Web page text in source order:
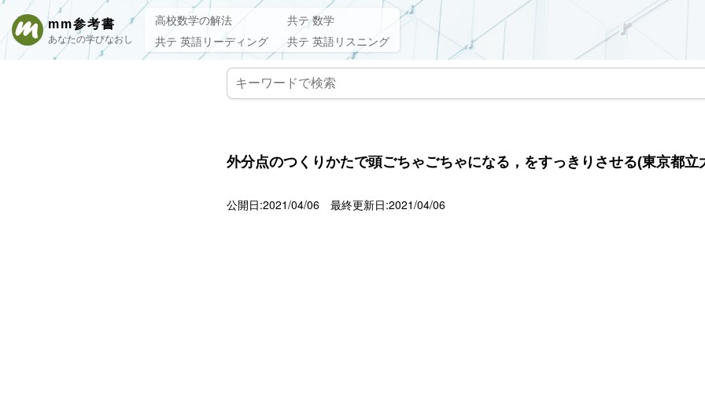
mm参考書
あなたの学びなおし
高校数学の解法
共テ 数学
共テ 英語リーディング
共テ 英語リスニング
外分点のつくりかたで頭ごちゃごちゃになる，をすっきりさせる(東京都立
公開日:2021/04/06 最終更新日:2021/04/06